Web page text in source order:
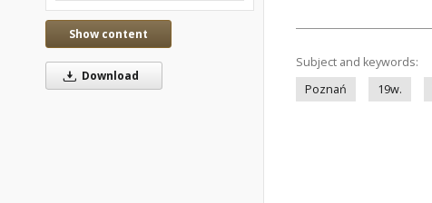
Show content
Download
Subject and keywords:
Poznań
19w.